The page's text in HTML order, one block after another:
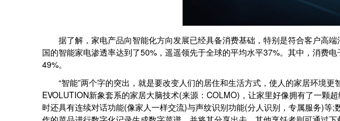
据了解，家电产品向智能化方向发展已经具备消费基础，特别是符合客户高端
国的智能家电渗透率达到了50%，遥遥领先于全球的平均水平37%。其中，消费
49%。
“智能”两个字的突出，就是要改变人们的居住和生活方式，使人的家居环境更
EVOLUTION新象套系的家居大脑技术(来源：COLMO)，让家里好像拥有了一颗
时还具有连续对话功能(像家人一样交流)与声纹识别功能(分人识别，专属服务)